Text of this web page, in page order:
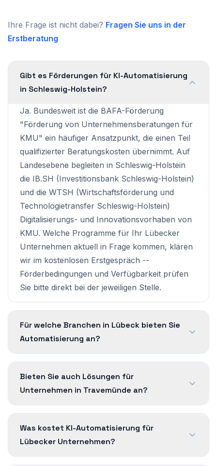
Ihre Frage ist nicht dabei? Fragen Sie uns in der
Erstberatung
Gibt es Förderungen für KI-Automatisierung
in Schleswig-Holstein?
Ja. Bundesweit ist die BAFA-Förderung
"Förderung von Unternehmensberatungen für
KMU" ein häufiger Ansatzpunkt, die einen Teil
qualifizierter Beratungskosten übernimmt. Auf
Landesebene begleiten in Schleswig-Holstein
die IB.SH (Investitionsbank Schleswig-Holstein)
und die WTSH (Wirtschaftsförderung und
Technologietransfer Schleswig-Holstein)
Digitalisierungs- und Innovationsvorhaben von
KMU. Welche Programme für Ihr Lübecker
Unternehmen aktuell in Frage kommen, klären
wir im kostenlosen Erstgespräch --
Förderbedingungen und Verfügbarkeit prüfen
Sie bitte direkt bei der jeweiligen Stelle.
Für welche Branchen in Lübeck bieten Sie
Automatisierung an?
Bieten Sie auch Lösungen für
Unternehmen in Travemünde an?
Was kostet KI-Automatisierung für
Lübecker Unternehmen?